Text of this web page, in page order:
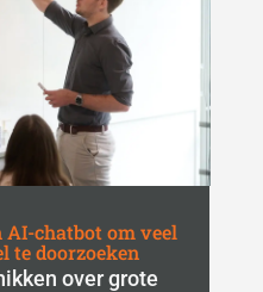
AI-chatbot om veel
te doorzoeken
over grote